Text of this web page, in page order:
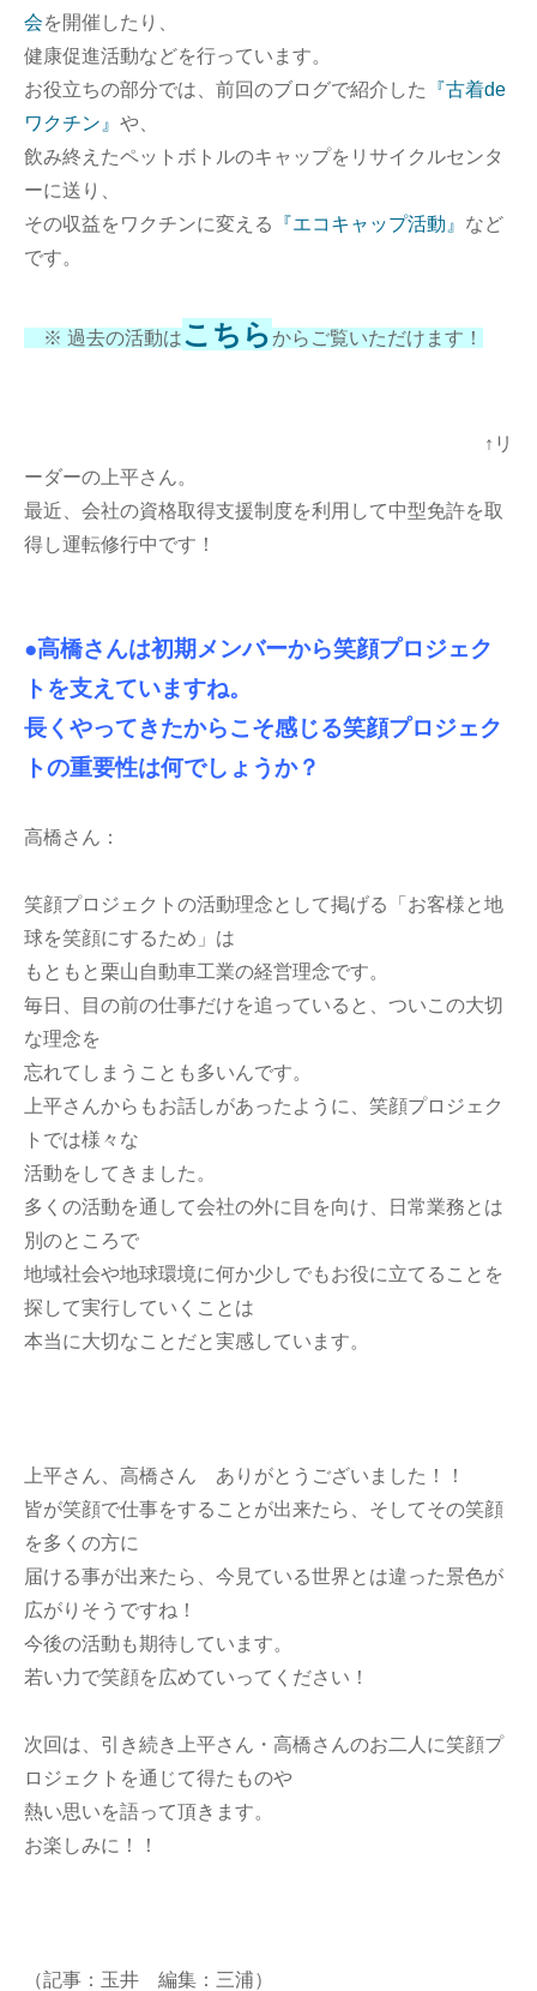
会を開催したり、
健康促進活動などを行っています。
お役立ちの部分では、前回のブログで紹介した
『古着de
ワクチン』 や、
飲み終えたペットボトルのキャップをリサイクルセンタ
ーに送り、
その収益をワクチンに変える
『エコキャップ活動』 など
です。
※ 過去の活動はこちらからご覧いただけます！
↑リ
ーダーの上平さん。
最近、会社の資格取得支援制度を利用して中型免許を取
得し運転修行中です！
●高橋さんは初期メンバーから笑顔プロジェク
トを支えていますね。
長くやってきたからこそ感じる笑顔プロジェク
トの重要性は何でしょうか？
高橋さん：
笑顔プロジェクトの活動理念として掲げる「お客様と地
球を笑顔にするため」は
もともと栗山自動車工業の経営理念です。
毎日、目の前の仕事だけを追っていると、ついこの大切
な理念を
忘れてしまうことも多いんです。
上平さんからもお話しがあったように、笑顔プロジェク
トでは様々な
活動をしてきました。
多くの活動を通して会社の外に目を向け、日常業務とは
別のところで
地域社会や地球環境に何か少しでもお役に立てることを
探して実行していくことは
本当に大切なことだと実感しています。
上平さん、高橋さん ありがとうございました！！
皆が笑顔で仕事をすることが出来たら、そしてその笑顔
を多くの方に
届ける事が出来たら、今見ている世界とは違った景色が
広がりそうですね！
今後の活動も期待しています。
若い力で笑顔を広めていってください！
次回は、引き続き上平さん・高橋さんのお二人に笑顔プ
ロジェクトを通じて得たものや
熱い思いを語って頂きます。
お楽しみに！！
（記事：玉井 編集：三浦）